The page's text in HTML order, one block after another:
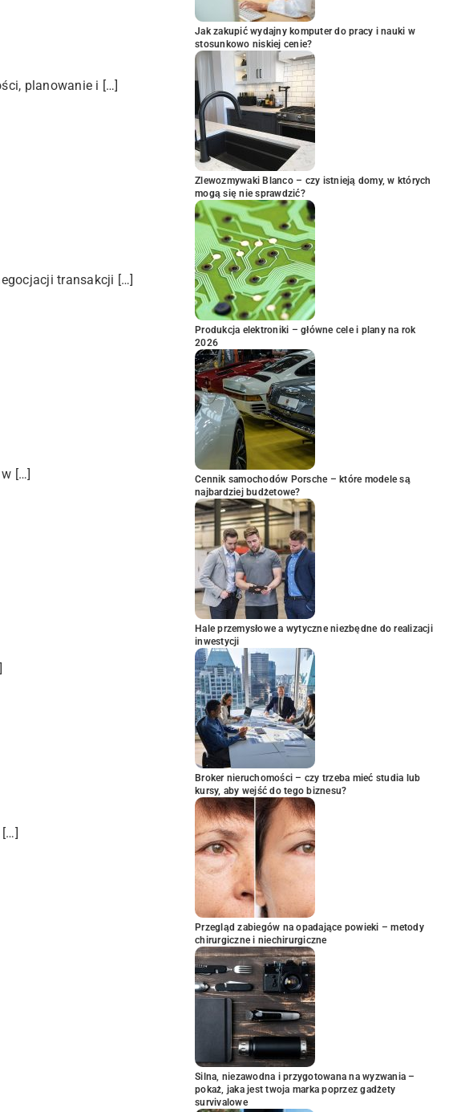
planowanie i […]
transakcji […]
[…]
Jak zakupić wydajny komputer do pracy i nauki w
stosunkowo niskiej cenie?
Zlewozmywaki Blanco – czy istnieją domy, w których
mogą się nie sprawdzić?
Produkcja elektroniki – główne cele i plany na rok
2026
Cennik samochodów Porsche – które modele są
najbardziej budżetowe?
Hale przemysłowe a wytyczne niezbędne do realizacji
inwestycji
Broker nieruchomości – czy trzeba mieć studia lub
kursy, aby wejść do tego biznesu?
Przegląd zabiegów na opadające powieki – metody
chirurgiczne i niechirurgiczne
Silna, niezawodna i przygotowana na wyzwania –
pokaż, jaka jest twoja marka poprzez gadżety
survivalowe